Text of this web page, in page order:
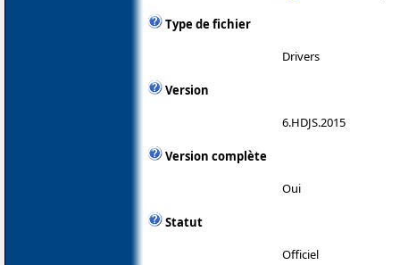
Type de fichier
Drivers
Version
6.HDJS.2015
Version complète
Oui
Statut
Officiel